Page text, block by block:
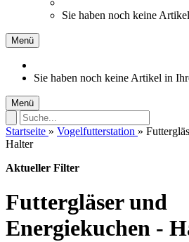
Sie haben noch keine
Menü
Sie haben noch keine Artikel in
Menü
Startseite » Vogelfutterstation »
Halter
Aktueller Filter
Futtergläser und
Energiekuchen -